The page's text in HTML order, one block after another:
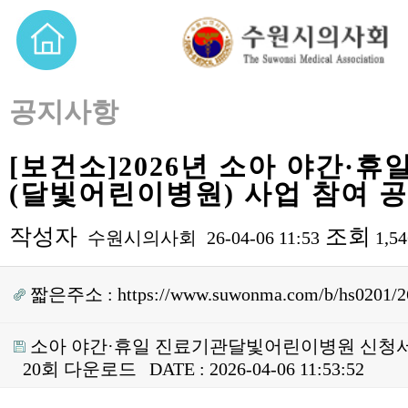
공지사항
[보건소]2026년 소아 야간·휴
(달빛어린이병원) 사업 참여
작성자 수원시의사회 26-04-06 11:53 조회
짧은주소 : https://www.suwonma.com/b/hs0201/
소아 야간·휴일 진료기관달빛어린이병원 신청
20회 다운로드
DATE : 2026-04-06 11:53:52